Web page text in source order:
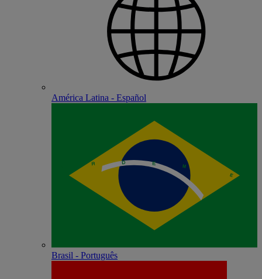
América Latina - Español
Brasil - Português